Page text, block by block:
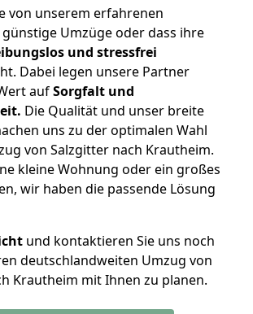
von unserem erfahrenen
Umzüge oder dass ihre
und stressfrei
Dabei legen unsere Partner
aufSorgfalt und
Die Qualität und unser breite
uns zu der optimalen Wahl
von Salzgitter nach Krautheim.
kleine Wohnung oder ein großes
wir haben die passende Lösung
und kontaktieren Sie uns noch
deutschlandweiten Umzug von
Krautheim mit Ihnen zu planen.